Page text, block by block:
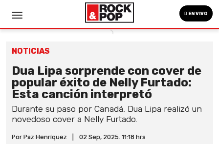
EN VIVO
NOTICIAS
Dua Lipa sorprende con cover de
popular éxito de Nelly Furtado:
Esta canción interpretó
Durante su paso por Canadá, Dua Lipa realizó un
novedoso cover a Nelly Furtado.
Por Paz Henríquez 02 Sep, 2025. 11:18 hrs